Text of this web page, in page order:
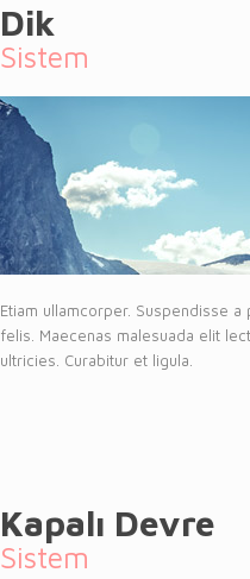
Dik
Sistem
Etiam ullamcorper. Suspendisse
felis. Maecenas malesuada elit
ultricies. Curabitur et ligula.
Kapalı Devre
Sistem